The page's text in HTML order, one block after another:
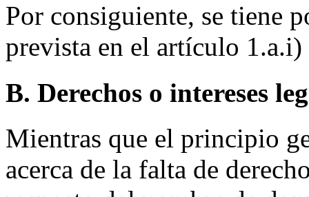
Por consiguiente, se tiene
prevista en el artículo
B. Derechos o intereses
Mientras que el principio
acerca de la falta de